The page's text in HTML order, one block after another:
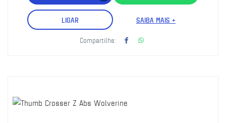
LIGAR SAIBA MAIS +
Compartilhe: